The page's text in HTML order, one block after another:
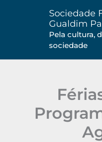
Sociedade
Gualdim
Pela cultura,
sociedade